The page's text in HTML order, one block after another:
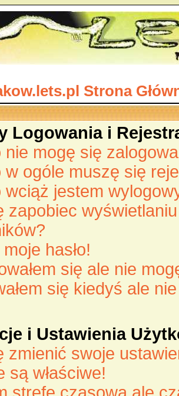
Strona
Logowania i
nie mogę się
w ogóle muszę się
wciąż jestem
zapobiec
hasło!
się ale nie
się kiedyś ale
i Ustawienia
zmienić swoje
są właściwe!